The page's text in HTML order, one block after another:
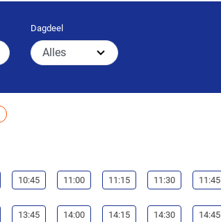
Dagdeel
10:45 11:00 11:15 11:30 11:45
13:45 14:00 14:15 14:30 14:45